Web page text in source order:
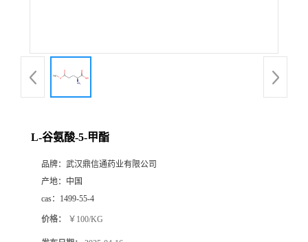
产
L-谷氨酸-5-甲酯
品牌： 武汉鼎信通药业有限公司
产地： 中国
cas： 1499-55-4
价格： ￥100/KG